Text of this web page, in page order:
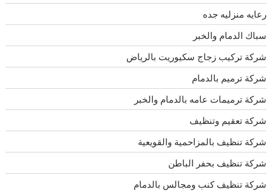
رعايه منزليه جده
سباك الدمام والخبر
شركة تركيب زجاج سكيوريت بالرياض
شركة ترميم بالدمام
شركة ترميمات عامه بالدمام والخبر
شركة تعقيم وتنظيف
شركة تنظيف بالمزاحمية والقويعية
شركة تنظيف بحفر الباطن
شركة تنظيف كنب ومجالس بالدمام